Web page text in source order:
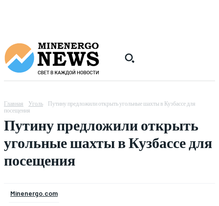
Главная Уголь
Путину предложили открыть угольные шахты в Кузбассе для
посещения
Путину предложили открыть
угольные шахты в Кузбассе для
посещения
Minenergo.com